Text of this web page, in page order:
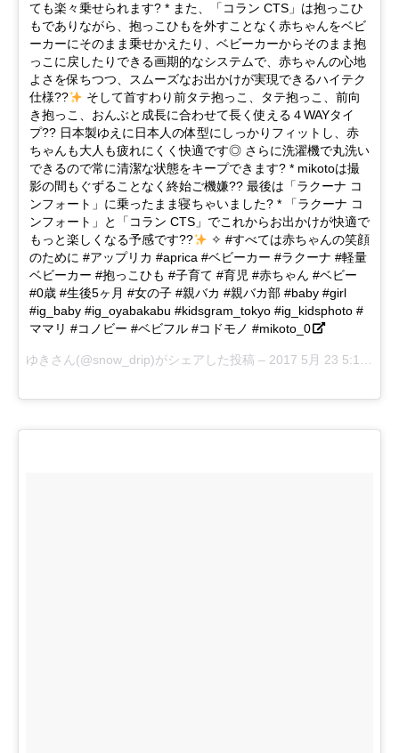
ても楽々乗せられます? * また、「コラン CTS」は抱っこひ
もでありながら、抱っこひもを外すことなく赤ちゃんをベビ
ーカーにそのまま乗せかえたり、ベビーカーからそのまま抱
っこに戻したりできる画期的なシステムで、赤ちゃんの心地
よさを保ちつつ、スムーズなお出かけが実現できるハイテク
仕様??
そして首すわり前タテ抱っこ、タテ抱っこ、前向
き抱っこ、おんぶと成長に合わせて長く使える４WAYタイ
プ?? 日本製ゆえに日本人の体型にしっかりフィットし、赤
ちゃんも大人も疲れにくく快適です◎ さらに洗濯機で丸洗い
できるので常に清潔な状態をキープできます? * mikotoは撮
影の間もぐずることなく終始ご機嫌?? 最後は「ラクーナ コ
ンフォート」に乗ったまま寝ちゃいました? * 「ラクーナ コ
ンフォート」と「コラン CTS」でこれからお出かけが快適で
もっと楽しくなる予感です??
✧ #すべては赤ちゃんの笑顔
のために #アップリカ #aprica #ベビーカー #ラクーナ #軽量
ベビーカー #抱っこひも #子育て #育児 #赤ちゃん #ベビー
#0歳 #生後5ヶ月 #女の子 #親バカ #親バカ部 #baby #girl
#ig_baby #ig_oyabakabu #kidsgram_tokyo #ig_kidsphoto #
ママリ #コノビー #ベビフル #コドモノ #mikoto_0
ゆきさん(@snow_drip)がシェアした投稿 – 2017 5月 23 5:13午後 PDT